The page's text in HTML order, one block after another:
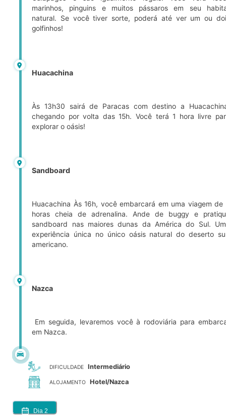
marinhos, pinguins e muitos pássaros em seu
natural. Se você tiver sorte, poderá até ver um ou
golfinhos!
Huacachina
Às 13h30 sairá de Paracas com destino a
chegando por volta das 15h. Você terá 1 hora livre
explorar o oásis!
Sandboard
Huacachina Às 16h, você embarcará em uma viagem de
horas cheia de adrenalina. Ande de buggy e
sandboard nas maiores dunas da América do Sul.
experiência única no único oásis natural do deserto
americano.
Nazca
Em seguida, levaremos você à rodoviária para
em Nazca.
DIFICULDADE Intermediário
ALOJAMENTO Hotel/Nazca
Dia 2